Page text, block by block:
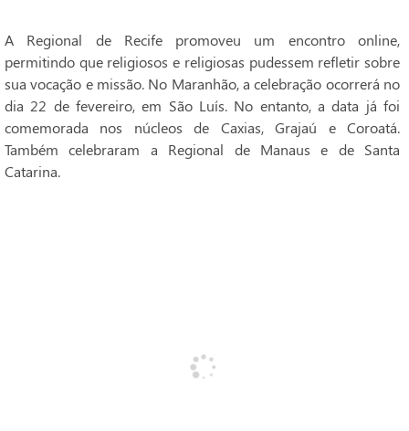
A Regional de Recife promoveu um encontro online,
permitindo que religiosos e religiosas pudessem refletir sobre
sua vocação e missão. No Maranhão, a celebração ocorrerá no
dia 22 de fevereiro, em São Luís. No entanto, a data já foi
comemorada nos núcleos de Caxias, Grajaú e Coroatá.
Também celebraram a Regional de Manaus e de Santa
Catarina.